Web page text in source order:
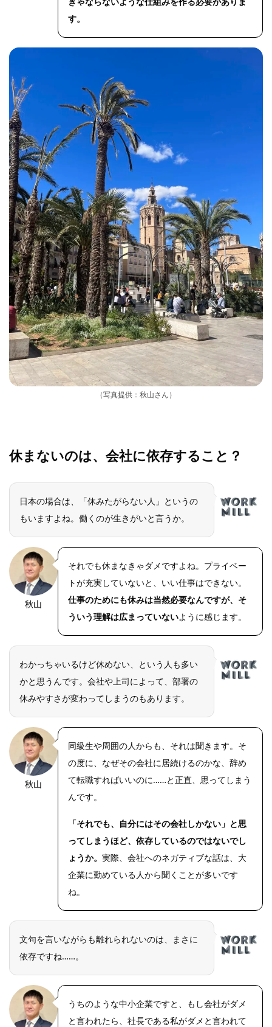
す。
（写真提供：秋山さん）
休まないのは、会社に依存すること？
日本の場合は、「休みたがらない人」というの
もいますよね。働くのが生きがいと言うか。
OLYMPUS
秋山
それでも休まなきゃダメですよね。プライベー
トが充実していないと、いい仕事はできない。
仕事のためにも休みは当然必要なんですが、そ
ういう理解は広まっていないように感じます。
わかっちゃいるけど休めない、という人も多い
かと思うんです。会社や上司によって、部署の
休みやすさが変わってしまうのもあります。
OLYMPUS
秋山
同級生や周囲の人からも、それは聞きます。そ
の度に、なぜその会社に居続けるのかな、辞め
て転職すればいいのに……と正直、思ってしまう
んです。
「それでも、自分にはその会社しかない」と思
ってしまうほど、依存しているのではないでし
ょうか。 実際、会社へのネガティブな話は、大
企業に勤めている人から聞くことが多いです
ね。
文句を言いながらも離れられないのは、まさに
依存ですね……。
うちのような中小企業ですと、もし会社がダメ
と言われたら、社長である私がダメと言われて